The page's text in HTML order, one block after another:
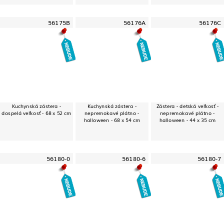
56175B
Kuchynská zástera -
dospelá veľkosť - 68 x 52 cm
56176A
Kuchynská zástera -
nepremokavé plátno -
halloween - 68 x 54 cm
56176C
Zástera - detská veľkosť -
nepremokavé plátno -
halloween - 44 x 35 cm
56180-0 56180-6 56180-7